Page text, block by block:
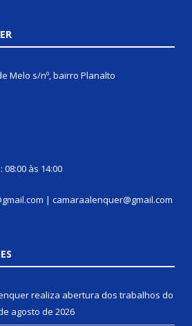
Melo s/nº, bairro Planalto
às 14:00
| camaraalenquer@gmail.com
realiza abertura dos trabalhos do
agosto de 2026